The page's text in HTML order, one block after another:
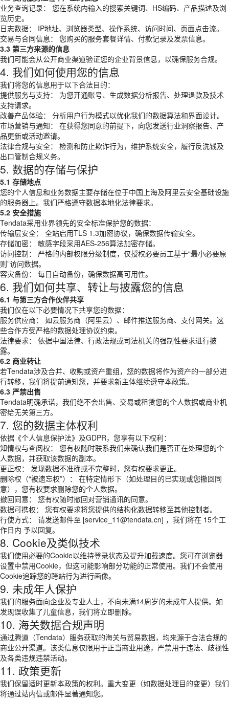
业务查询记录： 您在系统内输入的搜索关键词、HS编码、产品描述及浏
览历史。
日志数据： IP地址、浏览器类型、操作系统、访问时间、页面点击流。
交易与合同信息： 您购买的服务套餐详情、付款记录及发票信息。
3.3 第三方来源的信息
我们可能会从公开商业渠道验证您的企业背景信息，以确保服务合规。
4. 我们如何使用您的信息
我们将您的信息用于以下合法目的：
提供服务与支持： 为您开通账号、生成数据分析报告、处理退款及技术
支持请求。
改善产品体验： 分析用户行为模式以优化我们的数据算法和界面设计。
市场营销与通知： 在获得您同意的前提下，向您发送行业洞察报告、产
品更新或活动邀请。
法律合规与安全： 检测和防止欺诈行为，维护系统安全，履行反洗钱及
出口管制合规义务。
5. 数据的存储与保护
5.1 存储地点
您的个人信息和业务数据主要存储在位于中国上海及阿里云安全基础设施
的服务器上。我们严格遵守数据本地化法律要求。
5.2 安全措施
Tendata采用业界领先的安全标准保护您的数据：
传输层安全： 全站启用TLS 1.3加密协议，确保数据传输安全。
存储加密： 敏感字段采用AES-256算法加密存储。
访问控制： 严格的内部权限分级制度，仅授权必要员工基于“最小必要原
则”访问数据。
容灾备份： 每日自动备份，确保数据高可用性。
6. 我们如何共享、转让与披露您的信息
6.1 与第三方合作伙伴共享
我们仅在以下必要情况下共享您的数据：
服务供应商： 如云服务商（阿里云）、邮件推送服务商、支付网关。这
些合作方受严格的数据处理协议约束。
法律要求： 依据中国法律、行政法规或司法机关的强制性要求进行披
露。
6.2 商业转让
若Tendata涉及合并、收购或资产重组，您的数据将作为资产的一部分进
行转移，我们将提前通知您，并要求新主体继续遵守本政策。
6.3 严禁出售
Tendata明确承诺，我们绝不会出售、交易或租赁您的个人数据或商业机
密给无关第三方。
7. 您的数据主体权利
依据《个人信息保护法》及GDPR，您享有以下权利：
知情权与查阅权： 您有权随时联系我们来确认我们是否正在处理您的个
人数据，并获取该数据的副本。
更正权： 发现数据不准确或不完整时，您有权要求更正。
删除权（“被遗忘权”）： 在特定情形下（如处理目的已实现或您撤回同
意），您有权要求删除您的个人数据。
撤回同意： 您有权随时撤回对营销通讯的同意。
数据可携权： 您有权要求将您提供的结构化数据转移至其他控制者。
行使方式： 请发送邮件至 [service_11@tendata.cn] ，我们将在 15个工
作日内 予以回复。
8. Cookie及类似技术
我们使用必要的Cookie以维持登录状态及提升加载速度。您可在浏览器
设置中禁用Cookie，但这可能影响部分功能的正常使用。我们不会使用
Cookie追踪您的跨站行为进行画像。
9. 未成年人保护
我们的服务面向企业及专业人士，不向未满14周岁的未成年人提供。如
发现误收集了儿童信息，我们将立即删除。
10. 海关数据合规声明
通过腾道（Tendata）服务获取的海关与贸易数据，均来源于合法合规的
商业公开渠道。该类信息仅限用于正当商业用途，严禁用于违法、歧视性
及各类违规违禁活动。
11. 政策更新
我们保留适时更新本政策的权利。重大变更（如数据处理目的变更）我们
将通过站内信或邮件显著通知您。